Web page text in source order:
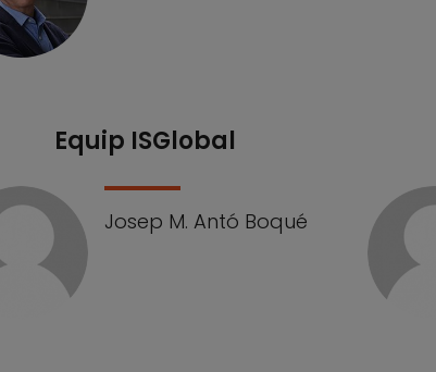
Equip ISGlobal
Josep M. Antó Boqué